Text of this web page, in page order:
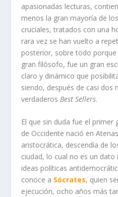
apasionadas lecturas,
menos la gran mayoría de
cruciales, tratados con una
rara vez se han vuelto a
posterior, sobre todo porque
gran filósofo, fue un gran
claro y dinámico que
siendo, después de casi dos
verdaderos Best Sellers.
El que sin duda fue el
de Occidente nació en
aristocrática, descendía de
ciudad, lo cual no es un
ideas políticas
conoce a Sócrates, quien
ejecución, ocho años más